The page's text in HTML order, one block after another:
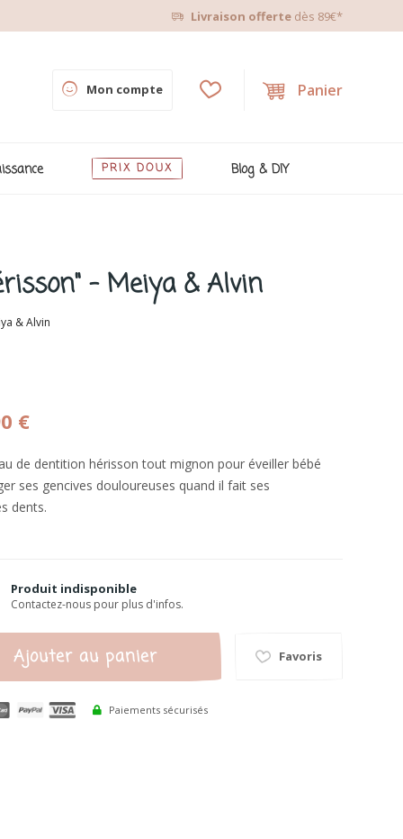
Livraison offerte dès 89€*
Panier
Mon compte
PRIX DOUX Blog & DIY
- Meiya & Alvin
& Alvin
€
de dentition hérisson tout mignon pour éveiller bébé
ses gencives douloureuses quand il fait ses
dents.
Produit indisponible
Contactez-nous pour plus d'infos.
Ajouter au panier Favoris
Paiements sécurisés